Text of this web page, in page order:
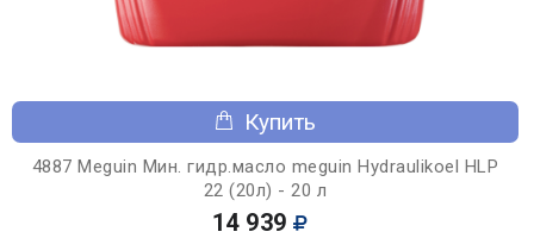
Купить
4887 Meguin Мин. гидр.масло meguin Hydraulikoel HLP
22 (20л) - 20 л
14 939